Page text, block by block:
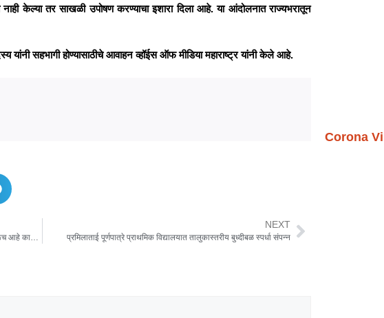
केल्या तर साखळी उपोषण करण्याचा इशारा दिला आहे. या आंदोलनात राज्यभरातून
यांनी सहभागी होण्यासाठीचे आवाहन व्हॉईस ऑफ मीडिया महाराष्ट्र यांनी केले आहे.
कंत्राटी आरोग्य कर्मचाऱ्यांचे आर्थिक, मानसिक आणि शारीरिक शोषण सुरूच आहे का❓ 👉 संघटनेचे पदाधिकारी आता झोपी गेले का❓ 👉 अन्यायग्रस्तांना न्याय मिळवून देण्यासाठी सामाजिक संघटनांनी पुढे येण्याची गरज.
NEXT
प्रमिलाताई पूर्णपात्रे प्राथमिक विद्यालयात तालुकास्तरीय बुध्दीबळ स्पर्धा संपन्न
Corona